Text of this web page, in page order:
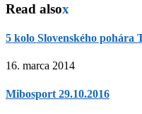
Read alsox
5 kolo Slovenského pohára
16. marca 2014
Mibosport 29.10.2016